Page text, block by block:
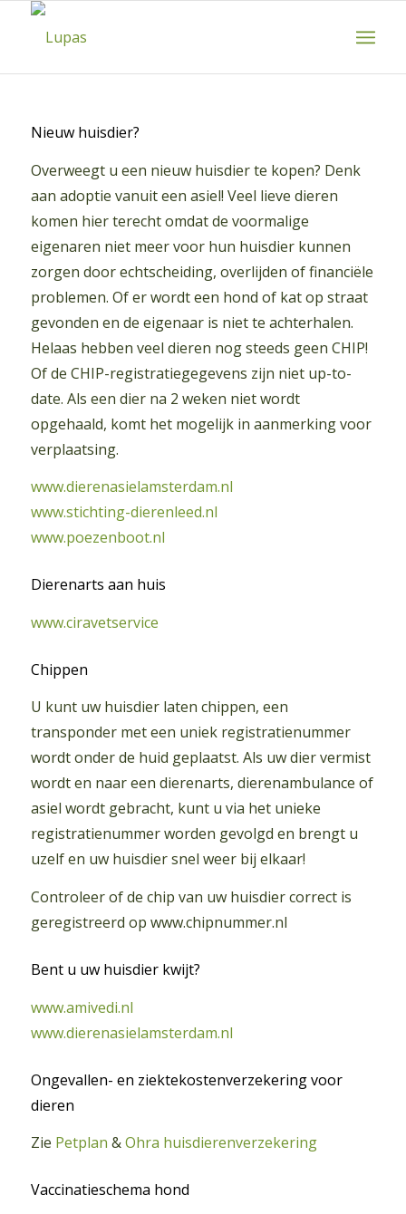
Nieuw huisdier?
Overweegt u een nieuw huisdier te kopen? Denk
aan adoptie vanuit een asiel! Veel lieve dieren
komen hier terecht omdat de voormalige
eigenaren niet meer voor hun huisdier kunnen
zorgen door echtscheiding, overlijden of financiële
problemen. Of er wordt een hond of kat op straat
gevonden en de eigenaar is niet te achterhalen.
Helaas hebben veel dieren nog steeds geen CHIP!
Of de CHIP-registratiegegevens zijn niet up-to-
date. Als een dier na 2 weken niet wordt
opgehaald, komt het mogelijk in aanmerking voor
verplaatsing.
www.dierenasielamsterdam.nl
www.stichting-dierenleed.nl
www.poezenboot.nl
Dierenarts aan huis
www.ciravetservice
Chippen
U kunt uw huisdier laten chippen, een
transponder met een uniek registratienummer
wordt onder de huid geplaatst. Als uw dier vermist
wordt en naar een dierenarts, dierenambulance of
asiel wordt gebracht, kunt u via het unieke
registratienummer worden gevolgd en brengt u
uzelf en uw huisdier snel weer bij elkaar!
Controleer of de chip van uw huisdier correct is
geregistreerd op www.chipnummer.nl
Bent u uw huisdier kwijt?
www.amivedi.nl
www.dierenasielamsterdam.nl
Ongevallen- en ziektekostenverzekering voor
dieren
Zie Petplan &Ohra huisdierenverzekering
Vaccinatieschema hond